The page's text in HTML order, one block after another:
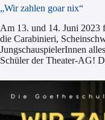
„Wir zahlen goar nix“
Am 13. und 14. Juni 2023
die Carabinieri,
JungschauspielerInnen
Schüler der Theater-AG!